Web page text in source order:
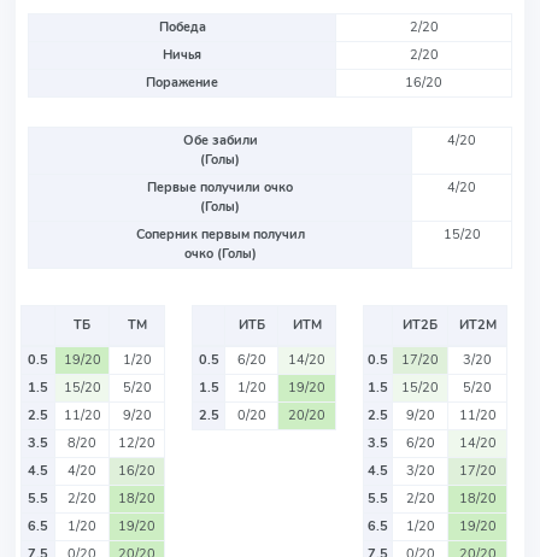
Победа
2/20
Ничья
2/20
Поражение
16/20
Обе забили
(Голы)
4/20
Первые получили очко
(Голы)
4/20
Соперник первым получил
очко (Голы)
15/20
ТБ
ТМ
0.5
19/20
1/20
1.5
15/20
5/20
2.5
11/20
9/20
3.5
8/20
12/20
4.5
4/20
16/20
5.5
2/20
18/20
6.5
1/20
19/20
ИТБ
ИТМ
0.5
6/20
14/20
1.5
1/20
19/20
2.5
0/20 20/20
ИТ2Б
ИТ2М
0.5
17/20
3/20
1.5
15/20
5/20
2.5
9/20
11/20
3.5
6/20
14/20
4.5
3/20
17/20
5.5
2/20
18/20
6.5
1/20
19/20